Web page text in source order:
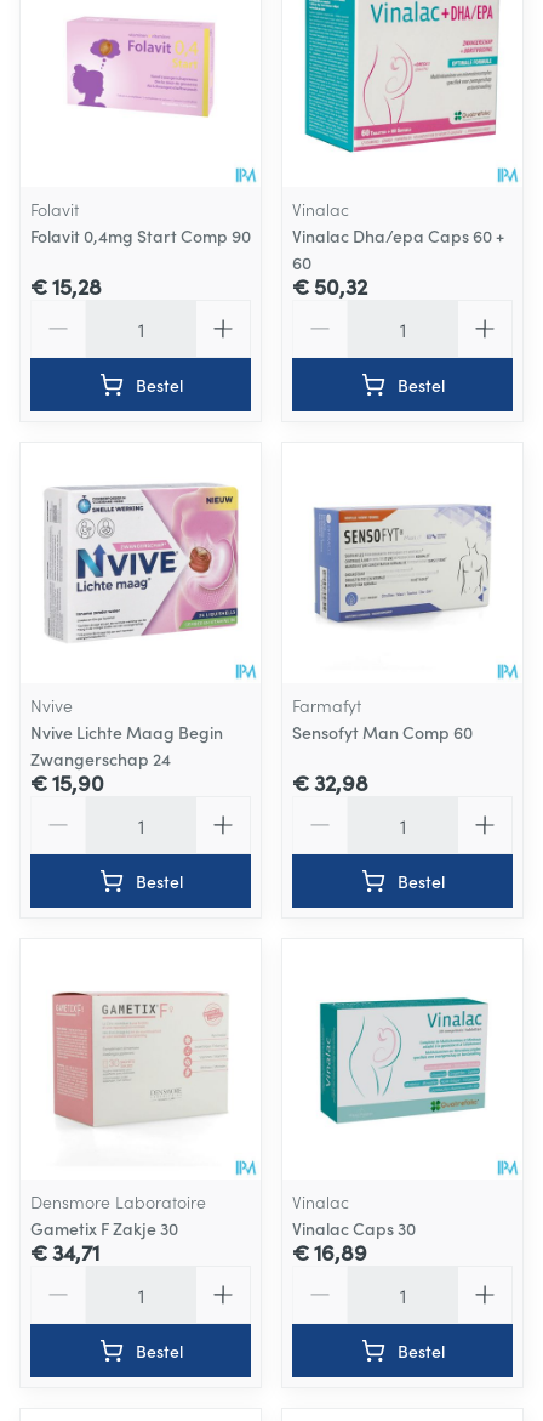
Folavit
Folavit 0,4mg Start Comp 90
€ 15,28
Bestel
Vinalac
Vinalac Dha/epa Caps 60 +
60
€ 50,32
Bestel
Nvive
Nvive Lichte Maag Begin
Zwangerschap 24
€ 15,90
Bestel
Farmafyt
Sensofyt Man Comp 60
€ 32,98
Bestel
Densmore Laboratoire
Gametix F Zakje 30
€ 34,71
Bestel
Vinalac
Vinalac Caps 30
€ 16,89
Bestel